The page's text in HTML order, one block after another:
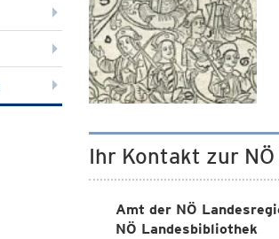
Ihr Kontakt zur
Amt der NÖ
NÖ Landesbibliothek